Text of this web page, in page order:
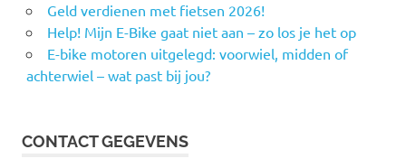
Geld verdienen met fietsen 2026!
Help! Mijn E-Bike gaat niet aan – zo los je het op
E-bike motoren uitgelegd: voorwiel, midden of
achterwiel – wat past bij jou?
CONTACT GEGEVENS